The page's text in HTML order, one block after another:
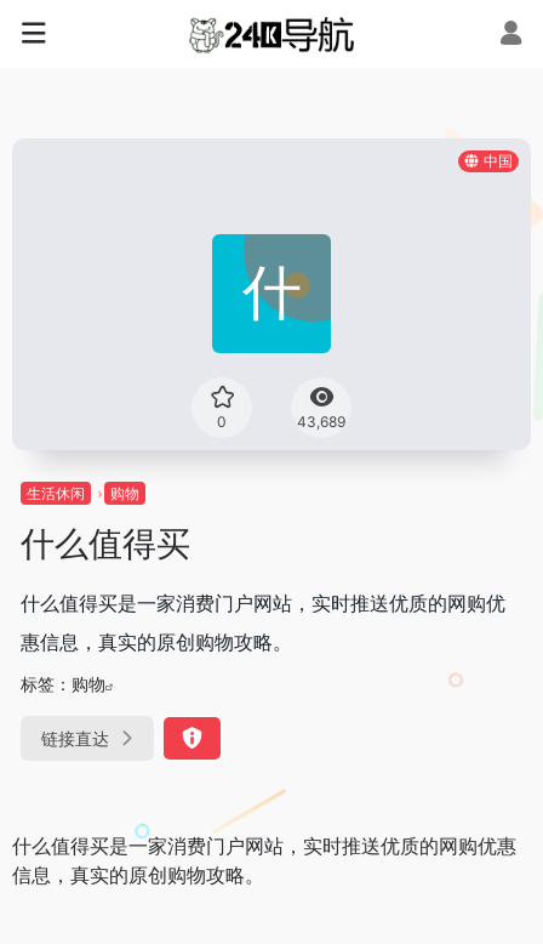
中国
0 43,689
生活休闲 购物
什么值得买
什么值得买是一家消费门户网站，实时推送优质的网购优
惠信息，真实的原创购物攻略。
标签： 购物
链接直达
什么值得买是一家消费门户网站，实时推送优质的网购优惠
信息，真实的原创购物攻略。